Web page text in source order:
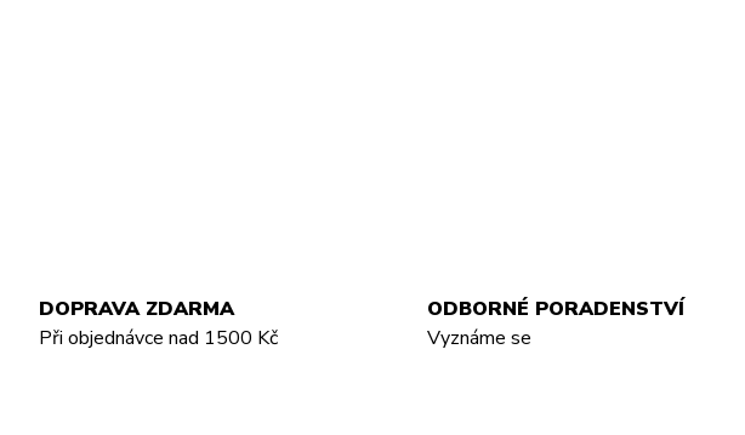
DOPRAVA ZDARMA
Při objednávce nad 1500 Kč
ODBORNÉ PORADENSTVÍ
Vyznáme se